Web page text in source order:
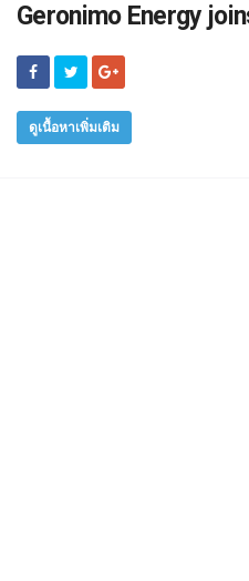
Geronimo Energy
ดูเนื้อหาเพิ่มเติม